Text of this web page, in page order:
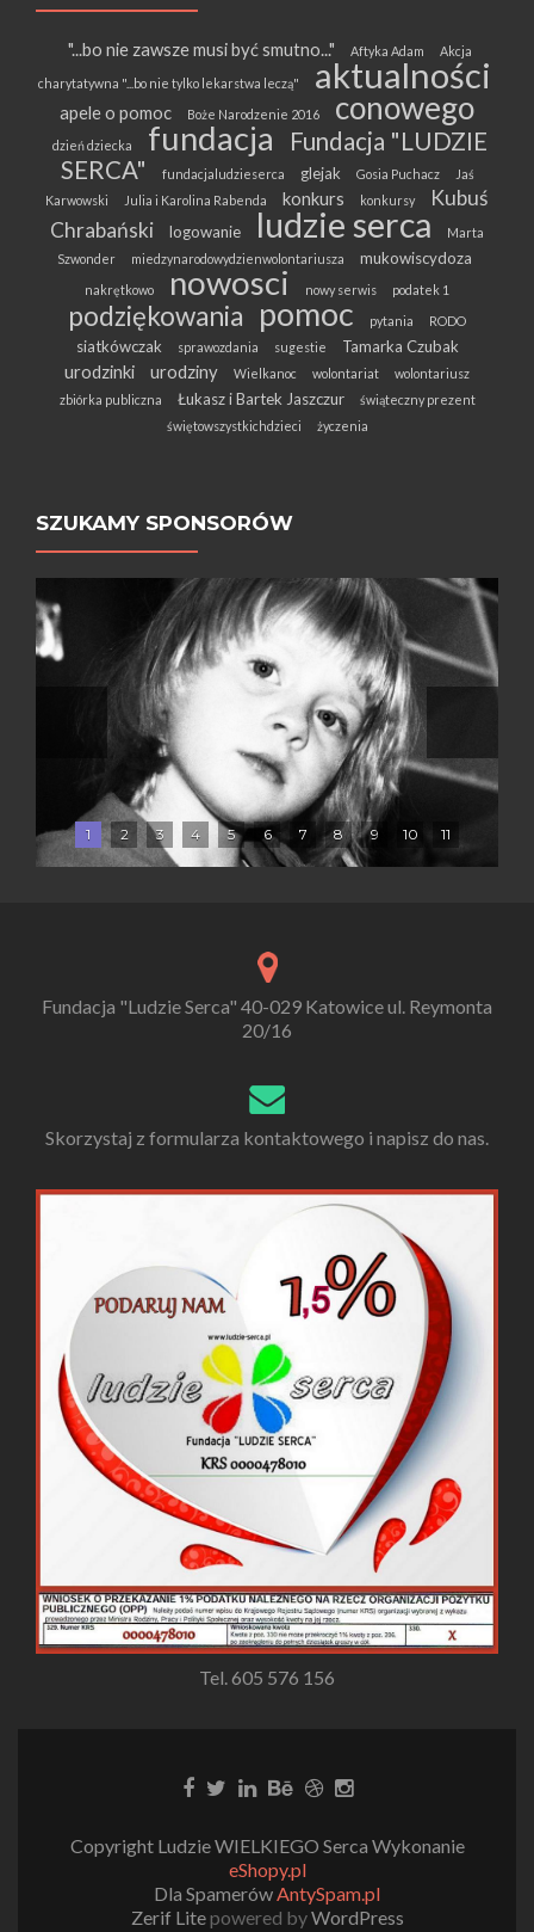
"...bo nie zawsze musi być smutno..." Aftyka Adam Akcja
charytatywna "...bo nie tylko lekarstwa leczą" aktualności
apele o pomoc Boże Narodzenie 2016 conowego
dzień dziecka fundacja
Fundacja "LUDZIE
SERCA"
fundacjaludzieserca glejak Gosia Puchacz
Jaś
Karwowski
Julia i Karolina Rabenda konkurs konkursy
Kubuś
Chrabański
logowanie ludzie serca
Marta
Szwonder
miedzynarodowydzienwolontariusza mukowiscydoza
nakrętkowo nowosci nowy serwis podatek 1
podziękowania pomoc pytania RODO
siatkówczak sprawozdania sugestie Tamarka Czubak
urodzinki urodziny Wielkanoc wolontariat
wolontariusz
zbiórka publiczna
Łukasz i Bartek Jaszczur
świąteczny prezent
świętowszystkichdzieci
życzenia
SZUKAMY SPONSORÓW
1 2 3 4 5 6 7 8 9 10 11
Fundacja "Ludzie Serca" 40-029 Katowice ul. Reymonta
20/16
Skorzystaj z formularza kontaktowego i napisz do nas.
Tel. 605 576 156
Copyright Ludzie WIELKIEGO Serca Wykonanie
eShopy.pl
Dla SpamerówAntySpam.pl
Zerif Litepowered byWordPress